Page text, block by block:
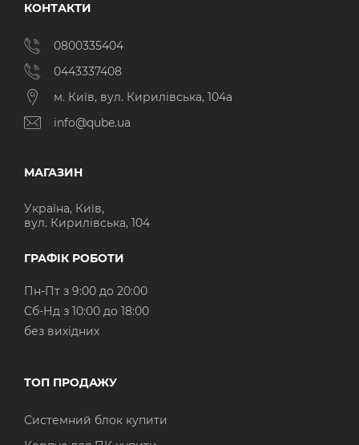
КОНТАКТИ
0800335404
0443337408
м. Київ, вул. Кирилівська, 104а
info@qube.ua
МАГАЗИН
Україна, Київ,
вул. Кирилівська, 104
ГРАФІК РОБОТИ
Пн-Пт з 9:00 до 20:00
Cб-Нд з 10:00 до 18:00
без вихідних
ТОП ПРОДАЖУ
Системний блок купити